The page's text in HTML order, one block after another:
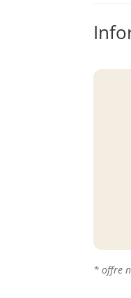
* offre